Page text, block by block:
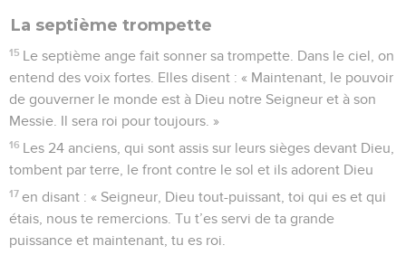
La septième trompette
15 Le septième ange fait sonner sa trompette. Dans le ciel, on
entend des voix fortes. Elles disent : « Maintenant, le pouvoir
de gouverner le monde est à Dieu notre Seigneur et à son
Messie. Il sera roi pour toujours. »
16 Les 24 anciens, qui sont assis sur leurs sièges devant Dieu,
tombent par terre, le front contre le sol et ils adorent Dieu
17 en disant : « Seigneur, Dieu tout-puissant, toi qui es et qui
étais, nous te remercions. Tu t’es servi de ta grande
puissance et maintenant, tu es roi.